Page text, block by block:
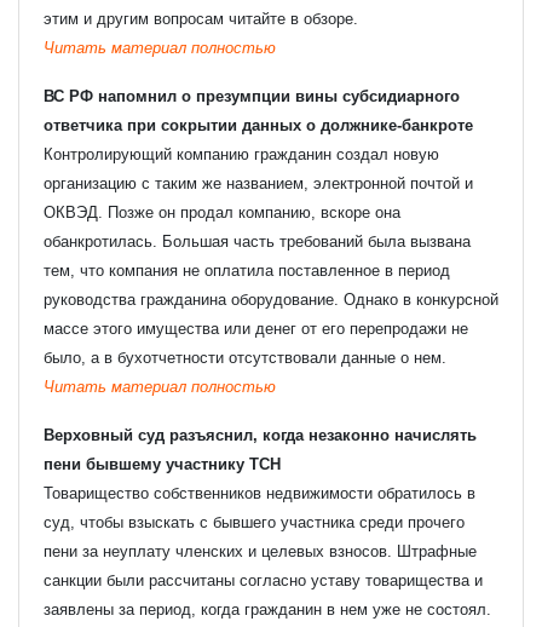
этим и другим вопросам читайте в обзоре.
Читать материал полностью
ВС РФ напомнил о презумпции вины субсидиарного
ответчика при сокрытии данных о должнике-банкроте
Контролирующий компанию гражданин создал новую
организацию с таким же названием, электронной почтой и
ОКВЭД. Позже он продал компанию, вскоре она
обанкротилась. Большая часть требований была вызвана
тем, что компания не оплатила поставленное в период
руководства гражданина оборудование. Однако в конкурсной
массе этого имущества или денег от его перепродажи не
было, а в бухотчетности отсутствовали данные о нем.
Читать материал полностью
Верховный суд разъяснил, когда незаконно начислять
пени бывшему участнику ТСН
Товарищество собственников недвижимости обратилось в
суд, чтобы взыскать с бывшего участника среди прочего
пени за неуплату членских и целевых взносов. Штрафные
санкции были рассчитаны согласно уставу товарищества и
заявлены за период, когда гражданин в нем уже не состоял.
Узнать стоимость комплекта